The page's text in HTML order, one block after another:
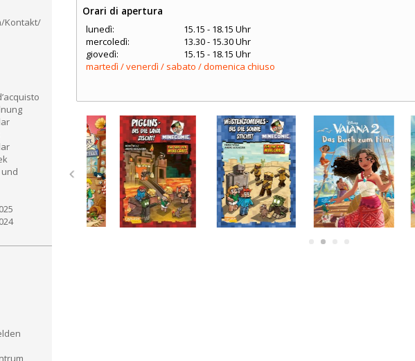
Kontakt/
Orari di apertura
lunedì:
15.15 - 18.15 Uhr
mercoledì:
13.30 - 15.30 Uhr
giovedì:
15.15 - 18.15 Uhr
martedì / venerdì / sabato / domenica chiuso
Previous